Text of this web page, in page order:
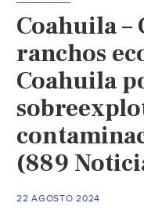
Coahuila
ranchos
Coahuila
(889
22 AGOSTO 2024